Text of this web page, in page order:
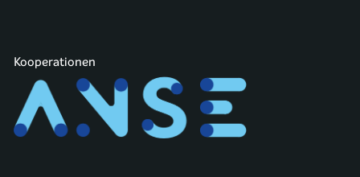
Kooperationen